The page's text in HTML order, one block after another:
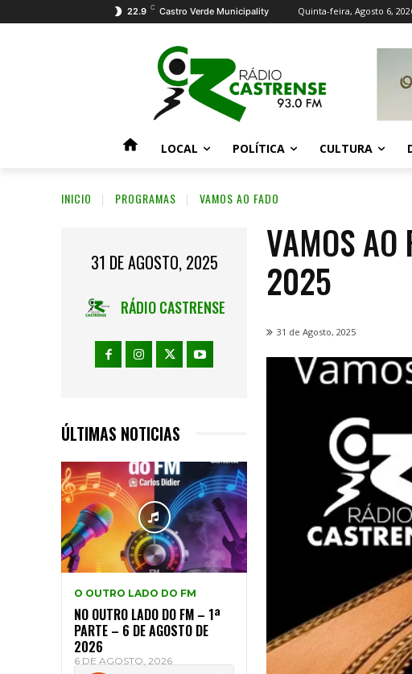
22.9 C Castro Verde Municipality Quinta-feira, Agosto 6,
LOCAL POLÍTICA CULTURA
INICIO PROGRAMAS VAMOS AO FADO
31 DE AGOSTO, 2025
RÁDIO CASTRENSE
ÚLTIMAS NOTICIAS
O OUTRO LADO DO FM
NO OUTRO LADO DO FM – 1ª
PARTE – 6 DE AGOSTO DE
2026
6 DE AGOSTO, 2026
VAMOS AO
2025
31 de Agosto, 2025